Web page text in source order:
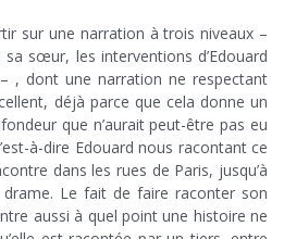
sur une narration à trois niveaux –
sa sœur, les interventions d’Edouard
, dont une narration ne respectant
déjà parce que cela donne un
que n’aurait peut-être pas eu
à-dire Edouard nous racontant ce
dans les rues de Paris, jusqu’à
Le fait de faire raconter son
aussi à quel point une histoire ne